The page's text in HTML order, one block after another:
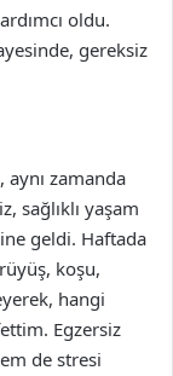
oldu.
gereksiz
zamanda
sağlıklı yaşam
geldi. Haftada
koşu,
hangi
Egzersiz
de stresi